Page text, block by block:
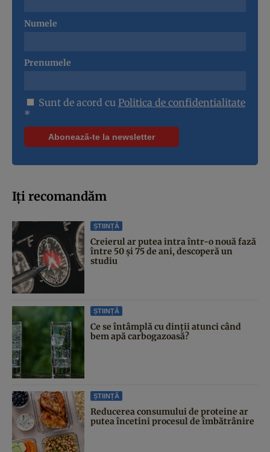
Numele
Prenumele
Sunt de acord cu Politica de confidentialitate
*
Iți recomandăm
ȘTIINȚĂ
Creierul ar putea intra într-o nouă fază
între 50 și 75 de ani, descoperă un
studiu
ȘTIINȚĂ
Ce se întâmplă cu dinții atunci când
bem apă carbogazoasă?
ȘTIINȚĂ
Reducerea consumului de proteine ar
putea încetini procesul de îmbătrânire